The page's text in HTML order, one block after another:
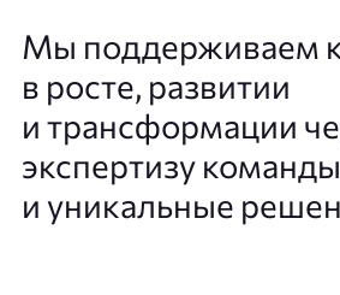
Мы поддерживаем
в росте, развитии
и трансформации
экспертизу команды
и уникальные